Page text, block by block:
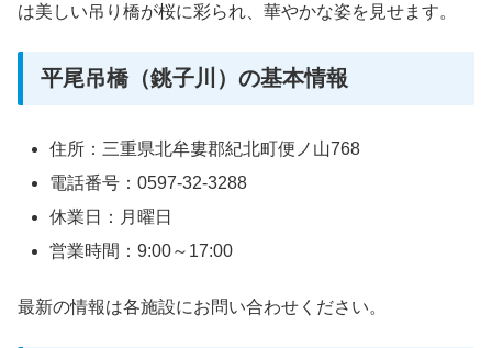
は美しい吊り橋が桜に彩られ、華やかな姿を見せます。
平尾吊橋（銚子川）の基本情報
住所：三重県北牟婁郡紀北町便ノ山768
電話番号：0597-32-3288
休業日：月曜日
営業時間：9:00～17:00
最新の情報は各施設にお問い合わせください。